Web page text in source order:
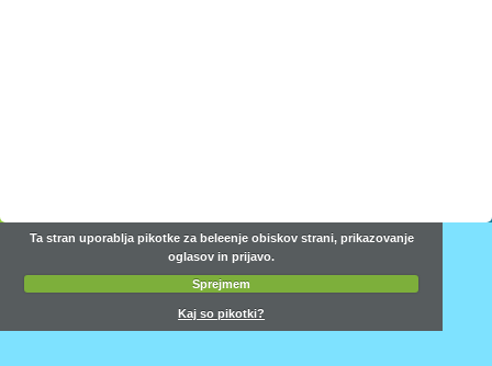
Ta stran uporablja pikotke za beleenje obiskov strani, prikazovanje
oglasov in prijavo.
Sprejmem
Kaj so pikotki?